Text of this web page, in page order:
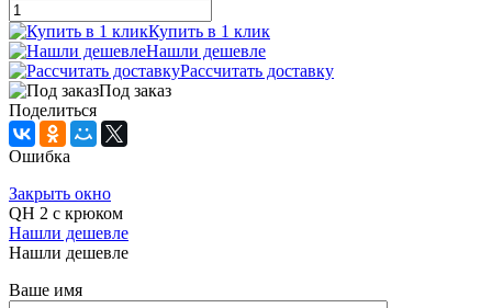
Купить в 1 клик
Нашли дешевле
Рассчитать доставку
Под заказ
Поделиться
Ошибка
Закрыть окно
QH 2 с крюком
Нашли дешевле
Нашли дешевле
Ваше имя